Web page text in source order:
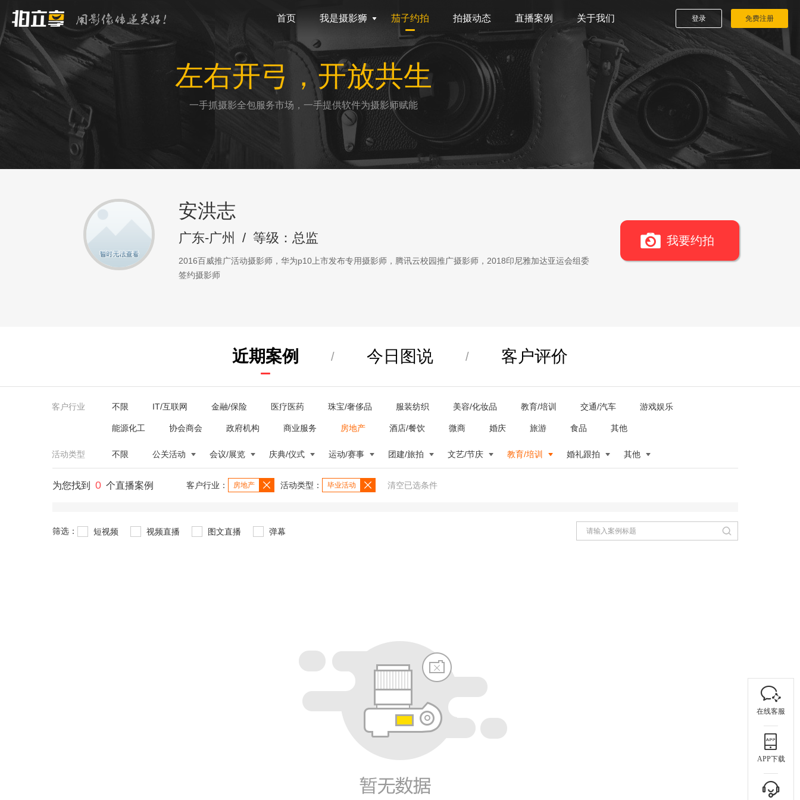
首页 我是摄影狮 茄子约拍 拍摄动态 直播案例 关于我们 登录 免费注册
左右开弓，开放共生
一手抓摄影全包服务市场，一手提供软件为摄影师赋能
安洪志
广东-广州 / 等级：总监
2016百威推广活动摄影师，华为p10上市发布专用摄影师，腾讯云校园推广摄影师，2018印尼雅加达亚运会组委
签约摄影师
我要约拍
近期案例 / 今日图说 / 客户评价
客户行业 不限 IT/互联网 金融/保险 医疗医药 珠宝/奢侈品 服装纺织 美容/化妆品 教育/培训 交通/汽车 游戏娱乐
能源化工 协会商会 政府机构 商业服务 房地产 酒店/餐饮 微商 婚庆 旅游 食品 其他
活动类型 不限 公关活动 会议/展览 庆典/仪式 运动/赛事 团建/旅拍 文艺/节庆 教育/培训 婚礼跟拍 其他
为您找到 0 个直播案例 客户行业： 房地产 活动类型： 毕业活动 清空已选条件
筛选： 短视频 视频直播 图文直播 弹幕
在线客服
APP下载